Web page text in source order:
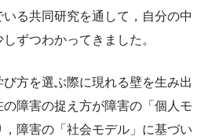
る共同研究を通して，自分の中
ずつわかってきました。
び方を選ぶ際に現れる壁を生み出
障害の捉え方が障害の「個人モ
障害の「社会モデル」に基づい